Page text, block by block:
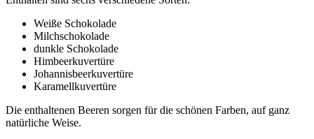
Weiße Schokolade
Milchschokolade
dunkle Schokolade
Himbeerkuvertüre
Johannisbeerkuvertüre
Karamellkuvertüre
Die enthaltenen Beeren sorgen für die schönen Farben, auf ganz
natürliche Weise.